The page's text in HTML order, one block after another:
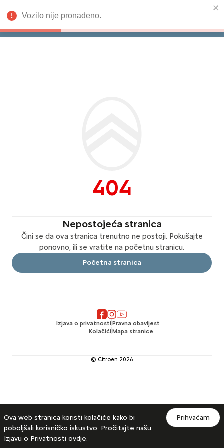
Isporuka odmah
Vozilo nije pronađeno.
404
Nepostojeća stranica
Čini se da ova stranica trenutno ne postoji. Pokušajte
ponovno, ili se vratite na početnu stranicu.
Početna stranica
Izjava o privatnostiPravna obavijest
KolačićiMapa stranice
© Citroën 2026
Ova web stranica koristi kolačiće kako bi
poboljšali korisničko iskustvo. Pročitajte našu
Izjavu o Privatnosti ovdje.
Prihvaćam